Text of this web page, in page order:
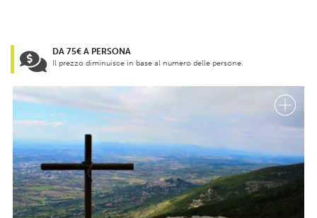
DA 75€ A PERSONA
Il prezzo diminuisce in base al numero delle persone.